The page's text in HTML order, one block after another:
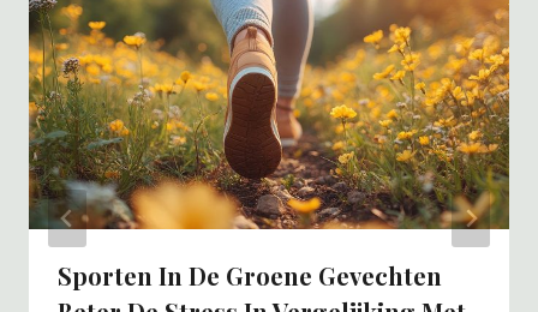
Sporten In De Groene Gevechten